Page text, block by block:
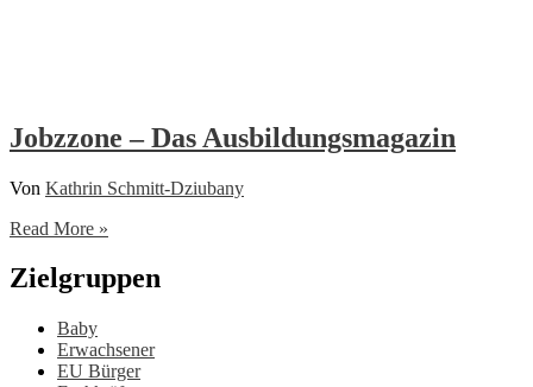
Jobzzone – Das Ausbildungsmagazin
Von Kathrin Schmitt-Dziubany
Jobzzone
Das
Ausbildungsmagazin
Read More »
Zielgruppen
Baby
Erwachsener
EU Bürger